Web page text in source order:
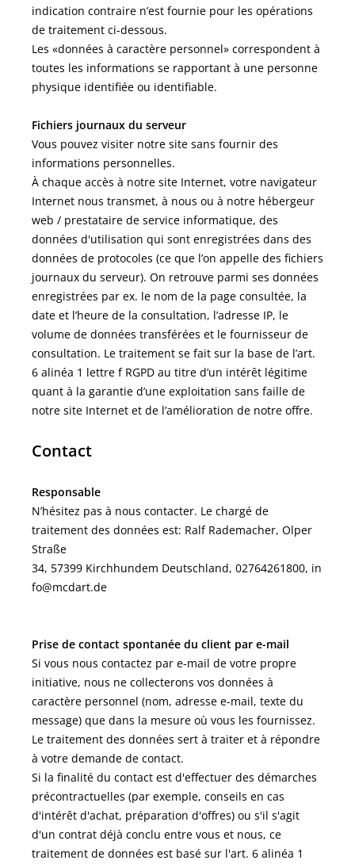
indication contraire n’est fournie pour les opérations
de traitement ci-dessous.
Les «données à caractère personnel» correspondent à
toutes les informations se rapportant à une personne
physique identifiée ou identifiable.
Fichiers journaux du serveur
Vous pouvez visiter notre site sans fournir des
informations personnelles.
À chaque accès à notre site Internet, votre navigateur
Internet nous transmet, à nous ou à notre hébergeur
web / prestataire de service informatique, des
données d'utilisation qui sont enregistrées dans des
données de protocoles (ce que l’on appelle des fichiers
journaux du serveur). On retrouve parmi ses données
enregistrées par ex. le nom de la page consultée, la
date et l’heure de la consultation, l’adresse IP, le
volume de données transférées et le fournisseur de
consultation. Le traitement se fait sur la base de l’art.
6 alinéa 1 lettre f RGPD au titre d’un intérêt légitime
quant à la garantie d’une exploitation sans faille de
notre site Internet et de l’amélioration de notre offre.
Contact
Responsable
N’hésitez pas à nous contacter. Le chargé de
traitement des données est: Ralf Rademacher, Olper
Straße
34, 57399 Kirchhundem Deutschland, 02764261800, in
fo@mcdart.de
Prise de contact spontanée du client par e-mail
Si vous nous contactez par e-mail de votre propre
initiative, nous ne collecterons vos données à
caractère personnel (nom, adresse e-mail, texte du
message) que dans la mesure où vous les fournissez.
Le traitement des données sert à traiter et à répondre
à votre demande de contact.
Si la finalité du contact est d'effectuer des démarches
précontractuelles (par exemple, conseils en cas
d'intérêt d'achat, préparation d'offres) ou s'il s'agit
d'un contrat déjà conclu entre vous et nous, ce
traitement de données est basé sur l'art. 6 alinéa 1